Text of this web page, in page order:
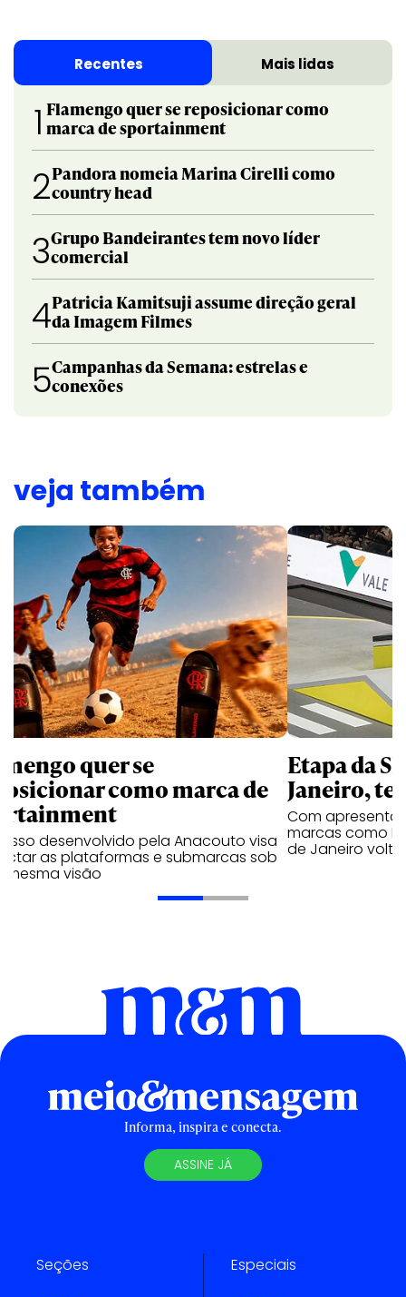
Recentes Mais lidas
1 Flamengo quer se reposicionar como
marca de sportainment
2Pandora nomeia Marina Cirelli como
country head
3Grupo Bandeirantes tem novo líder
comercial
4Patricia Kamitsuji assume direção geral
da Imagem Filmes
5Campanhas da Semana: estrelas e
conexões
veja também
quer se
como marca de
desenvolvido pela Anacouto visa
as plataformas e submarcas sob
mesma visão
Etapa da
Janeiro,
Com
marcas como
de Janeiro
Informa, inspira e conecta.
ASSINE JÁ
Seções Especiais